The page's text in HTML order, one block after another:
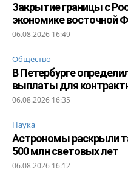
Закрытие границы с
экономике восточной
06.08.2026 16:49
Общество
В Петербурге
выплаты для
06.08.2026 16:35
Наука
Астрономы раскрыли
500 млн световых лет
06.08.2026 16:12